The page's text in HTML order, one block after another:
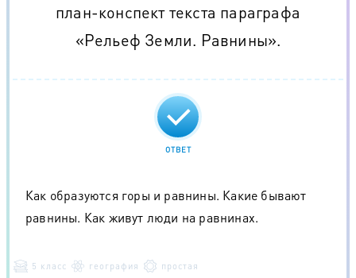
план-конспект текста параграфа
«Рельеф Земли. Равнины».
ОТВЕТ
Как образуются горы и равнины. Какие бывают
равнины. Как живут люди на равнинах.
5 класс география простая